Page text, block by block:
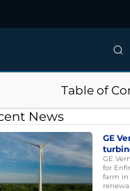
Table of
News
GE
GE
for
farm in